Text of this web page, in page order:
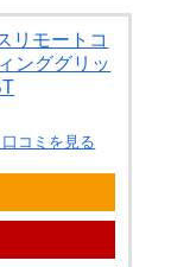
リモートコ
ンググリッ
コミを見る